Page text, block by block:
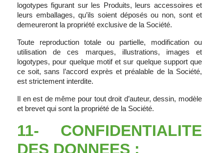
logotypes figurant sur les Produits, leurs accessoires et
leurs emballages, qu’ils soient déposés ou non, sont et
demeureront la propriété exclusive de la Société.
Toute reproduction totale ou partielle, modification ou
utilisation de ces marques, illustrations, images et
logotypes, pour quelque motif et sur quelque support que
ce soit, sans l’accord exprès et préalable de la Société,
est strictement interdite.
Il en est de même pour tout droit d’auteur, dessin, modèle
et brevet qui sont la propriété de la Société.
11- CONFIDENTIALITE
DES DONNEES :